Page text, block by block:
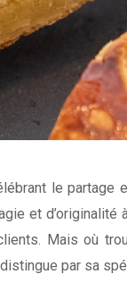
le
et
Mais où
par sa